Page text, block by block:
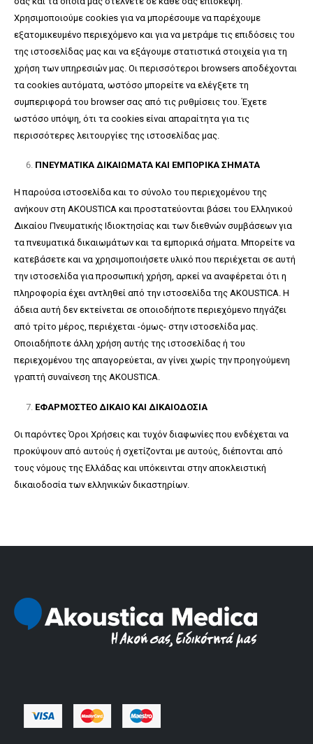
Χρησιμοποιούμε cookies για να μπορέσουμε να παρέχουμε
εξατομικευμένο περιεχόμενο και για να μετράμε τις επιδόσεις του
της ιστοσελίδας μας και να εξάγουμε στατιστικά στοιχεία για τη
χρήση των υπηρεσιών μας. Οι περισσότεροι browsers αποδέχονται
τα cookies αυτόματα, ωστόσο μπορείτε να ελέγξετε τη
συμπεριφορά του browser σας από τις ρυθμίσεις του. Έχετε
ωστόσο υπόψη, ότι τα cookies είναι απαραίτητα για τις
περισσότερες λειτουργίες της ιστοσελίδας μας.
ΠΝΕΥΜΑΤΙΚΑ ΔΙΚΑΙΩΜΑΤΑ ΚΑΙ ΕΜΠΟΡΙΚΑ ΣΗΜΑΤΑ
Η παρούσα ιστοσελίδα και το σύνολο του περιεχομένου της
ανήκουν στη AKOUSTICA και προστατεύονται βάσει του Ελληνικού
Δικαίου Πνευματικής Ιδιοκτησίας και των διεθνών συμβάσεων για
τα πνευματικά δικαιωμάτων και τα εμπορικά σήματα. Μπορείτε να
κατεβάσετε και να χρησιμοποιήσετε υλικό που περιέχεται σε αυτή
την ιστοσελίδα για προσωπική χρήση, αρκεί να αναφέρεται ότι η
πληροφορία έχει αντληθεί από την ιστοσελίδα της AKOUSTICA. Η
άδεια αυτή δεν εκτείνεται σε οποιοδήποτε περιεχόμενο πηγάζει
από τρίτο μέρος, περιέχεται -όμως- στην ιστοσελίδα μας.
Οποιαδήποτε άλλη χρήση αυτής της ιστοσελίδας ή του
περιεχομένου της απαγορεύεται, αν γίνει χωρίς την προηγούμενη
γραπτή συναίνεση της AKOUSTICA.
ΕΦΑΡΜΟΣΤΕΟ ΔΙΚΑΙΟ ΚΑΙ ΔΙΚΑΙΟΔΟΣΙΑ
Οι παρόντες Όροι Χρήσεις και τυχόν διαφωνίες που ενδέχεται να
προκύψουν από αυτούς ή σχετίζονται με αυτούς, διέπονται από
τους νόμους της Ελλάδας και υπόκεινται στην αποκλειστική
δικαιοδοσία των ελληνικών δικαστηρίων.